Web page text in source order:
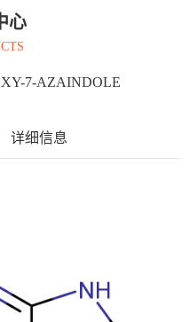
心
7-AZAINDOLE
详细信息